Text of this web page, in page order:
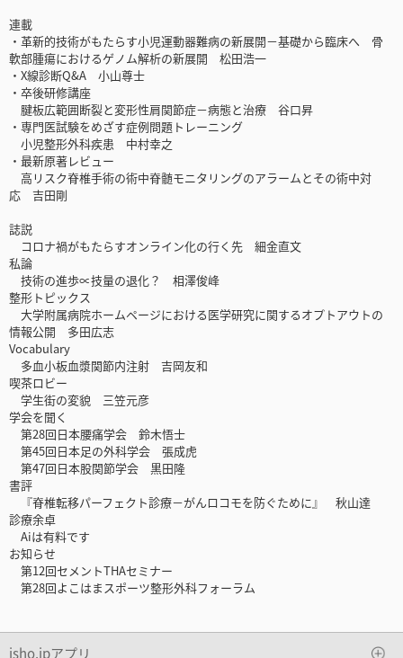
連載
・革新的技術がもたらす小児運動器難病の新展開－基礎から臨床へ 骨
軟部腫瘍におけるゲノム解析の新展開 松田浩一
・X線診断Q&A 小山尊士
・卒後研修講座
腱板広範囲断裂と変形性肩関節症－病態と治療 谷口昇
・専門医試験をめざす症例問題トレーニング
小児整形外科疾患 中村幸之
・最新原著レビュー
高リスク脊椎手術の術中脊髄モニタリングのアラームとその術中対
応 吉田剛
誌説
コロナ禍がもたらすオンライン化の行く先 細金直文
私論
技術の進歩∝技量の退化？ 相澤俊峰
整形トピックス
大学附属病院ホームページにおける医学研究に関するオプトアウトの
情報公開 多田広志
Vocabulary
多血小板血漿関節内注射 吉岡友和
喫茶ロビー
学生街の変貌 三笠元彦
学会を聞く
第28回日本腰痛学会 鈴木悟士
第45回日本足の外科学会 張成虎
第47回日本股関節学会 黒田隆
書評
『脊椎転移パーフェクト診療－がんロコモを防ぐために』 秋山達
診療余卓
Aiは有料です
お知らせ
第12回セメントTHAセミナー
第28回よこはまスポーツ整形外科フォーラム
isho.jpアプリ